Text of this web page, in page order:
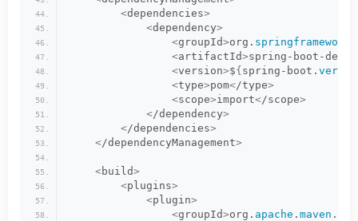
<dependencies>
<dependency>
<groupId>org. springframework
<artifactId>spring-boot-
<version>${spring-boot.
<type>pom</type>
<scope>import</scope>
</dependency>
</dependencies>
</dependencyManagement>
<build>
<plugins>
<plugin>
<groupId>org. apache . maven .